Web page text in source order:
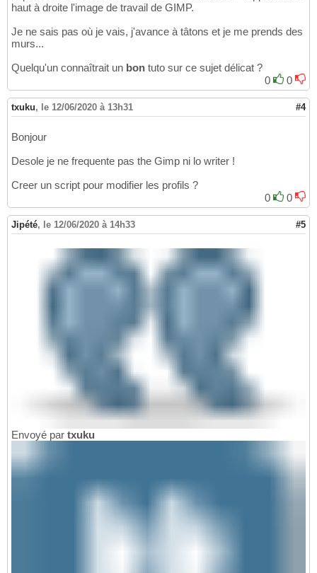
haut à droite l'image de travail de GIMP.
Je ne sais pas où je vais, j'avance à tâtons et je me prends des
murs...
Quelqu'un connaîtrait un bon tuto sur ce sujet délicat ?
0
0
txuku, le 12/06/2020 à 13h31 #4
Bonjour
Desole je ne frequente pas the Gimp ni lo writer !
Creer un script pour modifier les profils ?
0
0
Jipété, le 12/06/2020 à 14h33 #5
Envoyé par txuku